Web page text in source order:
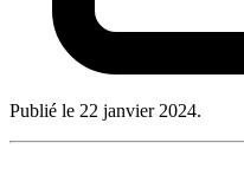
Publié le 22 janvier 2024.